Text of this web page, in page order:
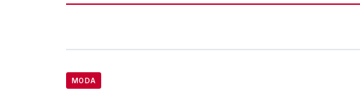
MODA